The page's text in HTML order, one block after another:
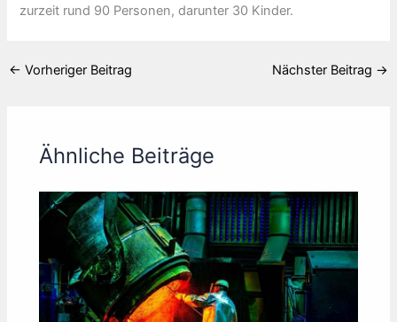
zurzeit rund 90 Personen, darunter 30 Kinder.
← Vorheriger Beitrag Nächster Beitrag →
Ähnliche Beiträge